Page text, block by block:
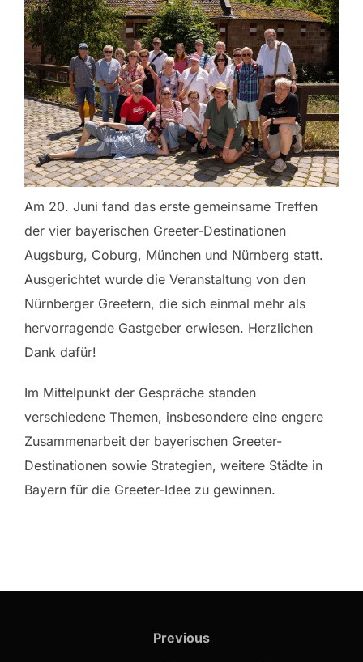
Am 20. Juni fand das erste gemeinsame Treffen
der vier bayerischen Greeter-Destinationen
Augsburg, Coburg, München und Nürnberg statt.
Ausgerichtet wurde die Veranstaltung von den
Nürnberger Greetern, die sich einmal mehr als
hervorragende Gastgeber erwiesen. Herzlichen
Dank dafür!
Im Mittelpunkt der Gespräche standen
verschiedene Themen, insbesondere eine engere
Zusammenarbeit der bayerischen Greeter-
Destinationen sowie Strategien, weitere Städte in
Bayern für die Greeter-Idee zu gewinnen.
Previous
Previous